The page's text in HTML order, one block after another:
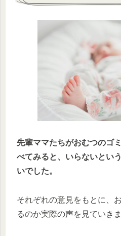
先輩ママたちがおむつのゴ
べてみると、いらないとい
いでした。
それぞれの意見をもとに、
るのか実際の声を見ていき